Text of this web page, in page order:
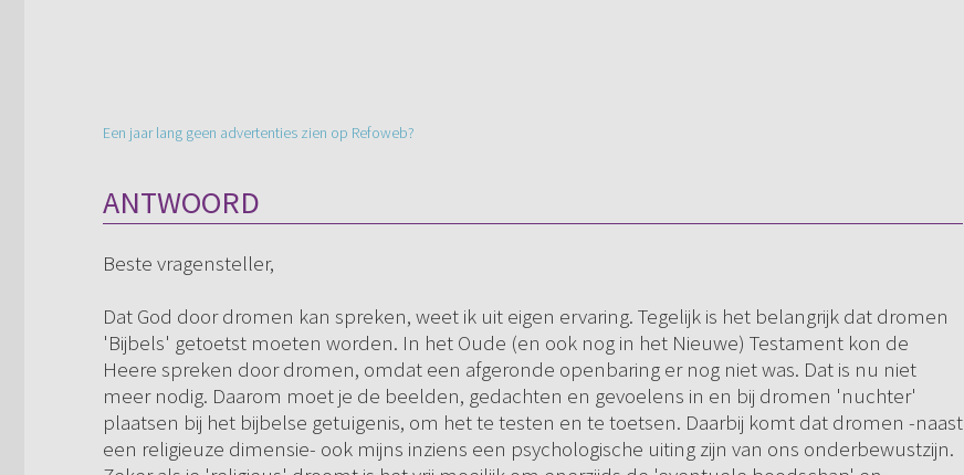
Een jaar lang geen advertenties zien op Refoweb?
ANTWOORD
Beste vragensteller,
Dat God door dromen kan spreken, weet ik uit eigen ervaring. Tegelijk is het belangrijk dat dromen
'Bijbels' getoetst moeten worden. In het Oude (en ook nog in het Nieuwe) Testament kon de
Heere spreken door dromen, omdat een afgeronde openbaring er nog niet was. Dat is nu niet
meer nodig. Daarom moet je de beelden, gedachten en gevoelens in en bij dromen 'nuchter'
plaatsen bij het bijbelse getuigenis, om het te testen en te toetsen. Daarbij komt dat dromen -naast
een religieuze dimensie- ook mijns inziens een psychologische uiting zijn van ons onderbewustzijn.